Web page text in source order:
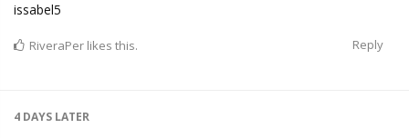
issabel5
Reply
RiveraPer likes this.
4 DAYS LATER